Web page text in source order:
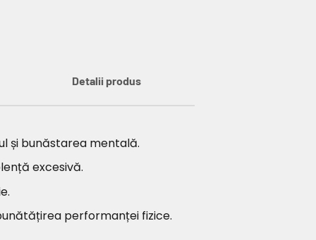
și bunăstarea mentală.
excesivă.
performanței fizice.
Detalii produs